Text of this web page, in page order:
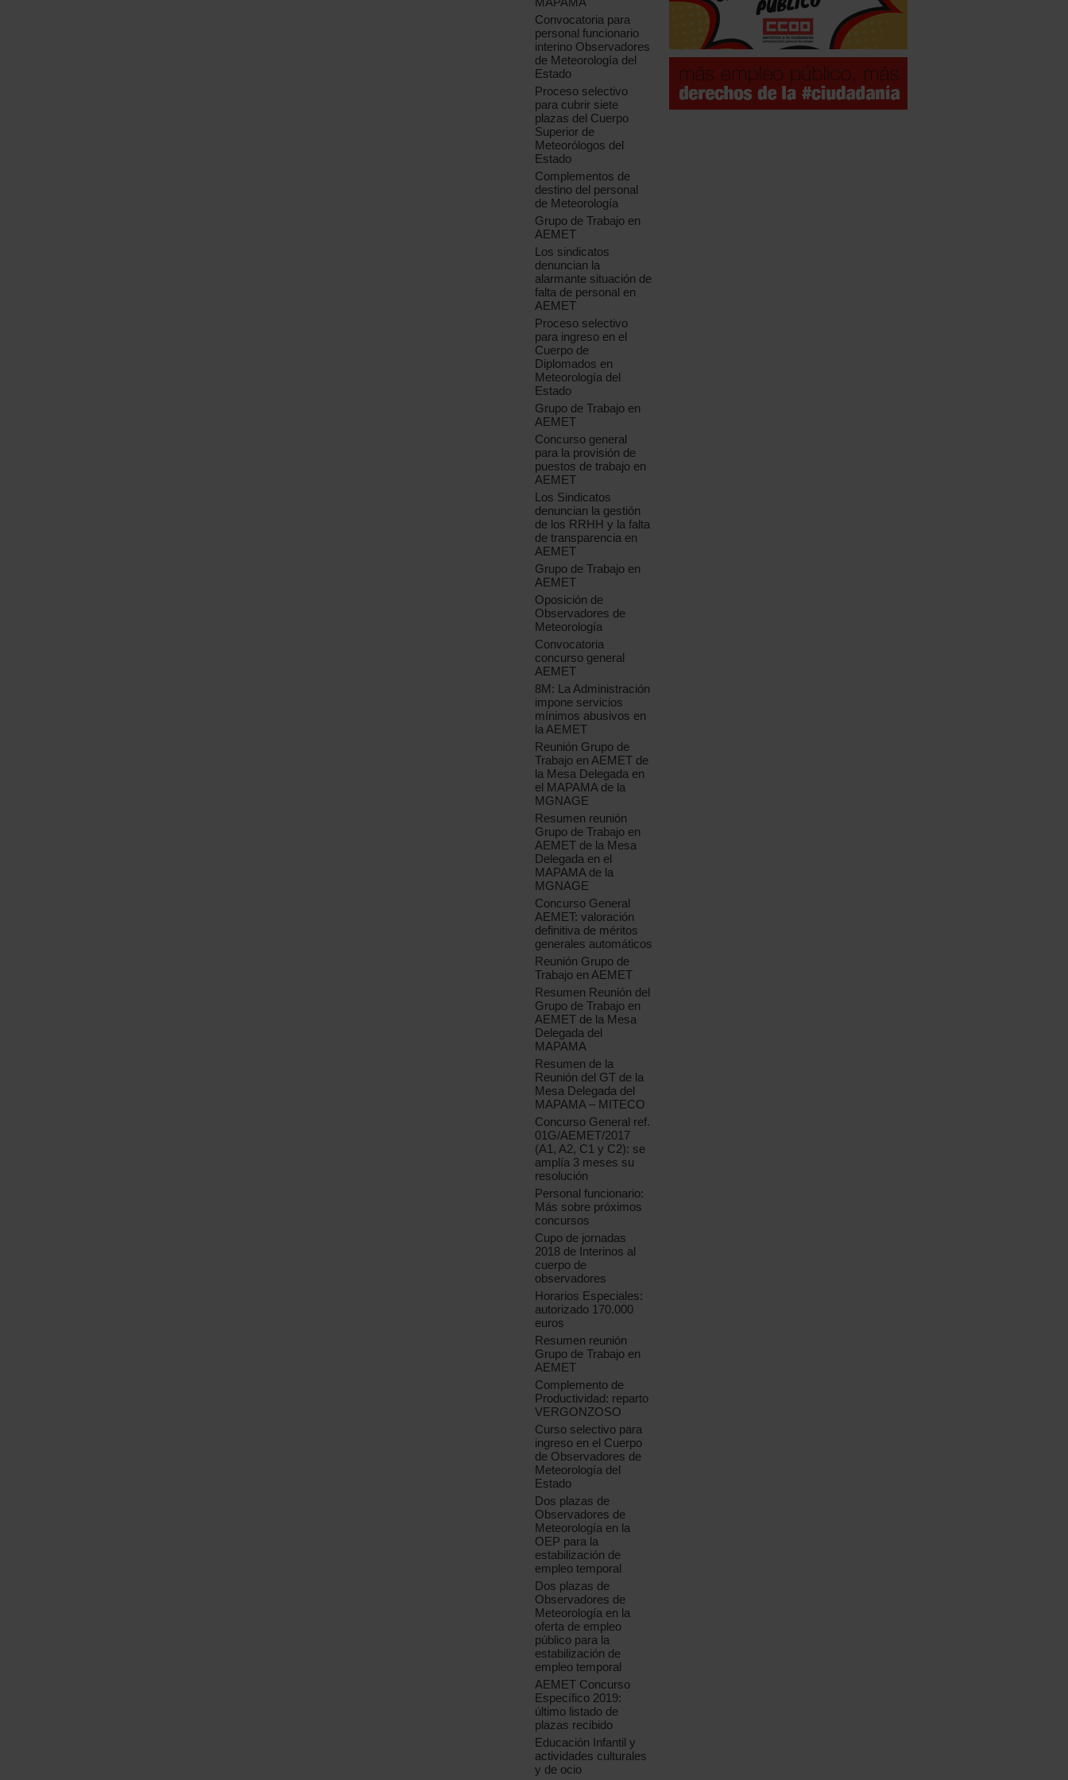
Convocatoria para
personal funcionario
interino Observadores
de Meteorología del
Estado
Proceso selectivo
para cubrir siete
plazas del Cuerpo
Superior de
Meteorólogos del
Estado
Complementos de
destino del personal
de Meteorología
Grupo de Trabajo en
AEMET
Los sindicatos
denuncian la
alarmante situación de
falta de personal en
AEMET
Proceso selectivo
para ingreso en el
Cuerpo de
Diplomados en
Meteorología del
Estado
Grupo de Trabajo en
AEMET
Concurso general
para la provisión de
puestos de trabajo en
AEMET
Los Sindicatos
denuncian la gestión
de los RRHH y la falta
de transparencia en
AEMET
Grupo de Trabajo en
AEMET
Oposición de
Observadores de
Meteorología
Convocatoria
concurso general
AEMET
8M: La Administración
impone servicios
mínimos abusivos en
la AEMET
Reunión Grupo de
Trabajo en AEMET de
la Mesa Delegada en
el MAPAMA de la
MGNAGE
Resumen reunión
Grupo de Trabajo en
AEMET de la Mesa
Delegada en el
MAPAMA de la
MGNAGE
Concurso General
AEMET: valoración
definitiva de méritos
generales automáticos
Reunión Grupo de
Trabajo en AEMET
Resumen Reunión del
Grupo de Trabajo en
AEMET de la Mesa
Delegada del
MAPAMA
Resumen de la
Reunión del GT de la
Mesa Delegada del
MAPAMA – MITECO
Concurso General ref.
01G/AEMET/2017
(A1, A2, C1 y C2): se
amplía 3 meses su
resolución
Personal funcionario:
Más sobre próximos
concursos
Cupo de jornadas
2018 de Interinos al
cuerpo de
observadores
Horarios Especiales:
autorizado 170.000
euros
Resumen reunión
Grupo de Trabajo en
AEMET
Complemento de
Productividad: reparto
VERGONZOSO
Curso selectivo para
ingreso en el Cuerpo
de Observadores de
Meteorología del
Estado
Dos plazas de
Observadores de
Meteorología en la
OEP para la
estabilización de
empleo temporal
Dos plazas de
Observadores de
Meteorología en la
oferta de empleo
público para la
estabilización de
empleo temporal
AEMET Concurso
Específico 2019:
último listado de
plazas recibido
Educación Infantil y
actividades culturales
y de ocio